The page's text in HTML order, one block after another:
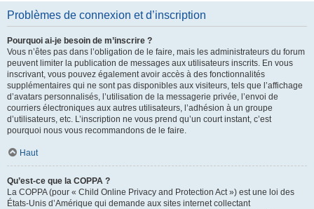
Problèmes de connexion et d’inscription
Pourquoi ai-je besoin de m’inscrire ?
Vous n’êtes pas dans l’obligation de le faire, mais les administrateurs du forum
peuvent limiter la publication de messages aux utilisateurs inscrits. En vous
inscrivant, vous pouvez également avoir accès à des fonctionnalités
supplémentaires qui ne sont pas disponibles aux visiteurs, tels que l’affichage
d’avatars personnalisés, l’utilisation de la messagerie privée, l’envoi de
courriers électroniques aux autres utilisateurs, l’adhésion à un groupe
d’utilisateurs, etc. L’inscription ne vous prend qu’un court instant, c’est
pourquoi nous vous recommandons de le faire.
Haut
Qu’est-ce que la COPPA ?
La COPPA (pour « Child Online Privacy and Protection Act ») est une loi des
États-Unis d’Amérique qui demande aux sites internet collectant